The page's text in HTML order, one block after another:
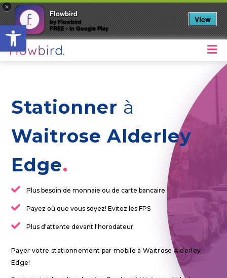
Ouvrir la barre d’outils
×
Flowbird
by Flowbird
FREE - In Google Play
View
Stationner à
Waitrose Alderley
Edge
Plus besoin de monnaie ou de carte bancaire
Payez où que vous soyez! Evitez les FPS
Plus d'attente devant l'horodateur
Payer votre stationnement par mobile à Waitrose Alderley
Edge!